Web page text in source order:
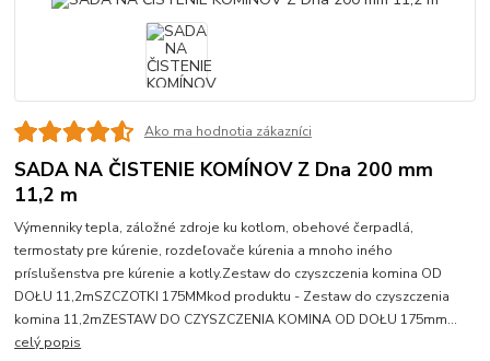
Ako ma hodnotia zákazníci
SADA NA ČISTENIE KOMÍNOV Z Dna 200 mm
11,2 m
Výmenniky tepla, záložné zdroje ku kotlom, obehové čerpadlá,
termostaty pre kúrenie, rozdeľovače kúrenia a mnoho iného
príslušenstva pre kúrenie a kotly.Zestaw do czyszczenia komina OD
DOŁU 11,2mSZCZOTKI 175MMkod produktu - Zestaw do czyszczenia
komina 11,2mZESTAW DO CZYSZCZENIA KOMINA OD DOŁU 175mm...
celý popis